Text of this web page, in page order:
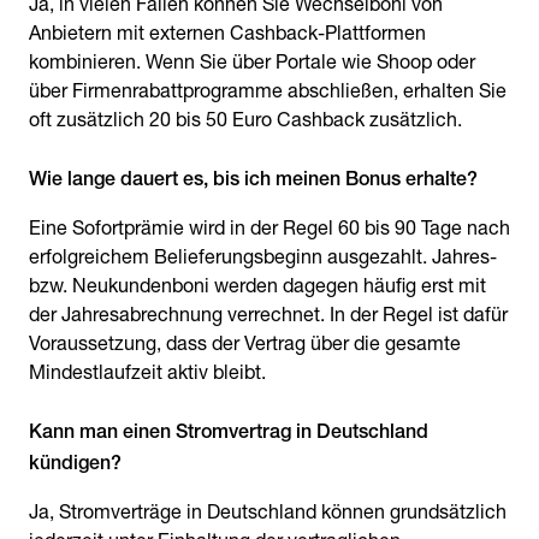
Anbietern mit externen Cashback-Plattformen
kombinieren. Wenn Sie über Portale wie Shoop oder
über Firmenrabattprogramme abschließen, erhalten Sie
oft zusätzlich 20 bis 50 Euro Cashback zusätzlich.
Eine Sofortprämie wird in der Regel 60 bis 90 Tage nach
erfolgreichem Belieferungsbeginn ausgezahlt. Jahres-
bzw. Neukundenboni werden dagegen häufig erst mit
der Jahresabrechnung verrechnet. In der Regel ist dafür
Voraussetzung, dass der Vertrag über die gesamte
Mindestlaufzeit aktiv bleibt.
Kann man einen Stromvertrag in Deutschland
Ja, Stromverträge in Deutschland können grundsätzlich